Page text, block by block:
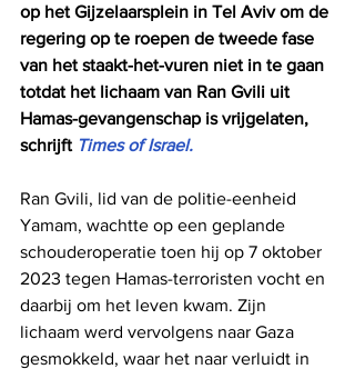
op het Gijzelaarsplein in Tel Aviv om de
regering op te roepen de tweede fase
van het staakt-het-vuren niet in te gaan
totdat het lichaam van Ran Gvili uit
Hamas-gevangenschap is vrijgelaten,
schrijft Times of Israel.
Ran Gvili, lid van de politie-eenheid
Yamam, wachtte op een geplande
schouderoperatie toen hij op 7 oktober
2023 tegen Hamas-terroristen vocht en
daarbij om het leven kwam. Zijn
lichaam werd vervolgens naar Gaza
gesmokkeld, waar het naar verluidt in